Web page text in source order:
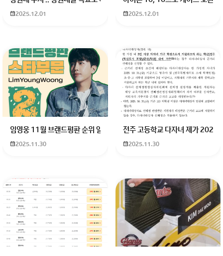
2025.12.01 2025.12.01
임영웅 11월 브랜드평판 순위 알고싶어요 임영웅 11월 브랜드평판에서
2025.11.30
전주 고등학교 다자녀 제가 2027
2025.11.30